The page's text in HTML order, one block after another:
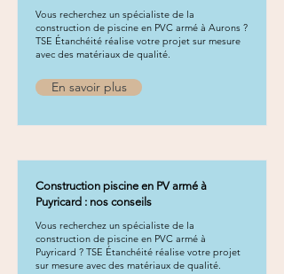
Vous recherchez un spécialiste de la
construction de piscine en PVC armé à Aurons ?
TSE Étanchéité réalise votre projet sur mesure
avec des matériaux de qualité.
En savoir plus
Construction piscine en PV armé à
Puyricard : nos conseils
Vous recherchez un spécialiste de la
construction de piscine en PVC armé à
Puyricard ? TSE Étanchéité réalise votre projet
sur mesure avec des matériaux de qualité.